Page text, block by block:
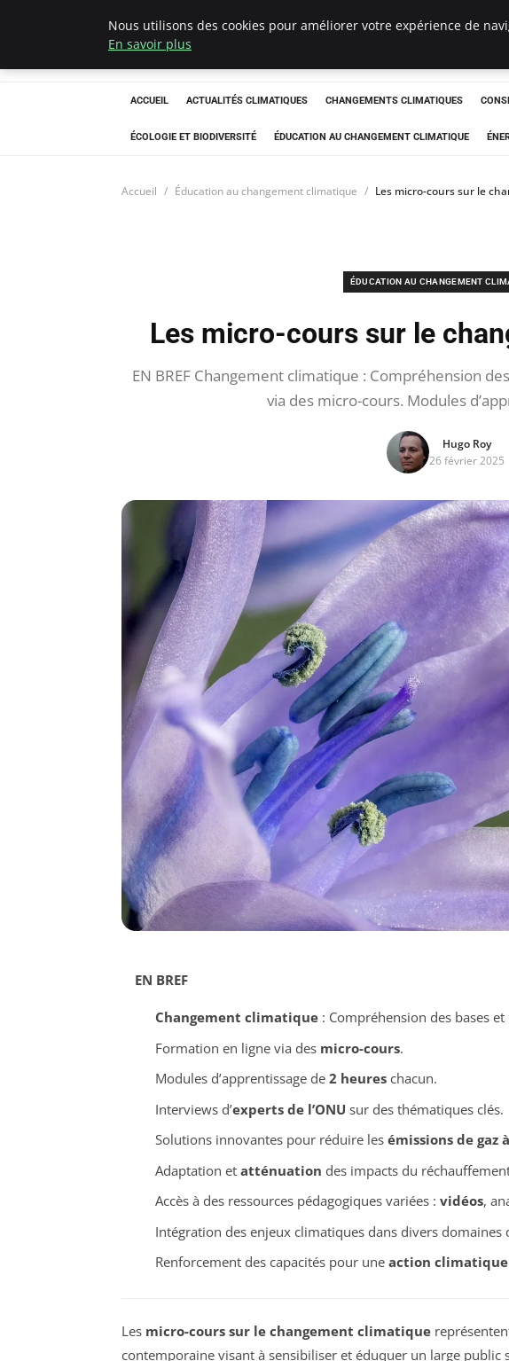
Climatedebtagents
ACCUEIL ACTUALITÉS CLIMATIQUES CHANGEMENTS CLIMATIQUES
ÉCOLOGIE ET BIODIVERSITÉ ÉDUCATION AU CHANGEMENT CLIMATIQUE
Accueil Éducation au changement climatique Les micro-cours sur le
ÉDUCATION AU CHANGEMENT
Les micro-cours sur le
EN BREF Changement climatique : Compréhension
via des micro-cours. Modules
Hugo Roy
26 février 2025
EN BREF
Changement climatique: Compréhension des bases et
Formation en ligne via des micro-cours.
Modules d’apprentissage de 2 heureschacun.
Interviews d’experts de l’ONU sur des thématiques clés.
Solutions innovantes pour réduire les émissions de gaz
Adaptation et atténuation des impacts du
Accès à des ressources pédagogiques variées : vidéos,
Intégration des enjeux climatiques dans divers domaines
Renforcement des capacités pour une action climatique
Les micro-cours sur le changement climatique
contemporaine visant à sensibiliser et éduquer un large
Nous utilisons des cookies pour améliorer votre expérience de
En savoir plus